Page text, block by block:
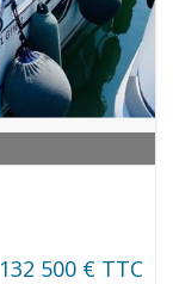
132 500 € TTC